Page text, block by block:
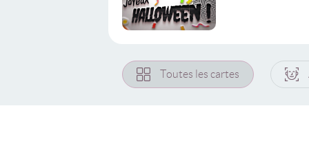
Toutes les cartes